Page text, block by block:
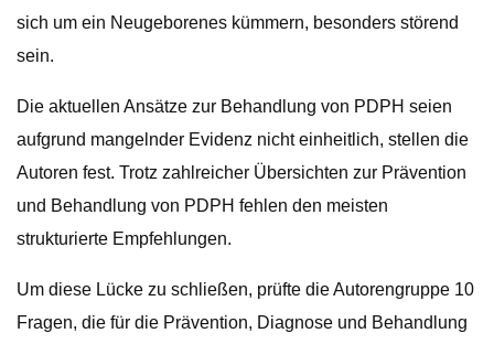
sich um ein Neugeborenes kümmern, besonders störend
sein.
Die aktuellen Ansätze zur Behandlung von PDPH seien
aufgrund mangelnder Evidenz nicht einheitlich, stellen die
Autoren fest. Trotz zahlreicher Übersichten zur Prävention
und Behandlung von PDPH fehlen den meisten
strukturierte Empfehlungen.
Um diese Lücke zu schließen, prüfte die Autorengruppe 10
Fragen, die für die Prävention, Diagnose und Behandlung